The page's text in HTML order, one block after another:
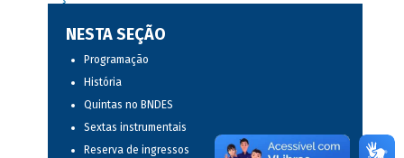
NESTA SEÇÃO
Programação
História
Quintas no BNDES
Sextas instrumentais
Reserva de ingressos